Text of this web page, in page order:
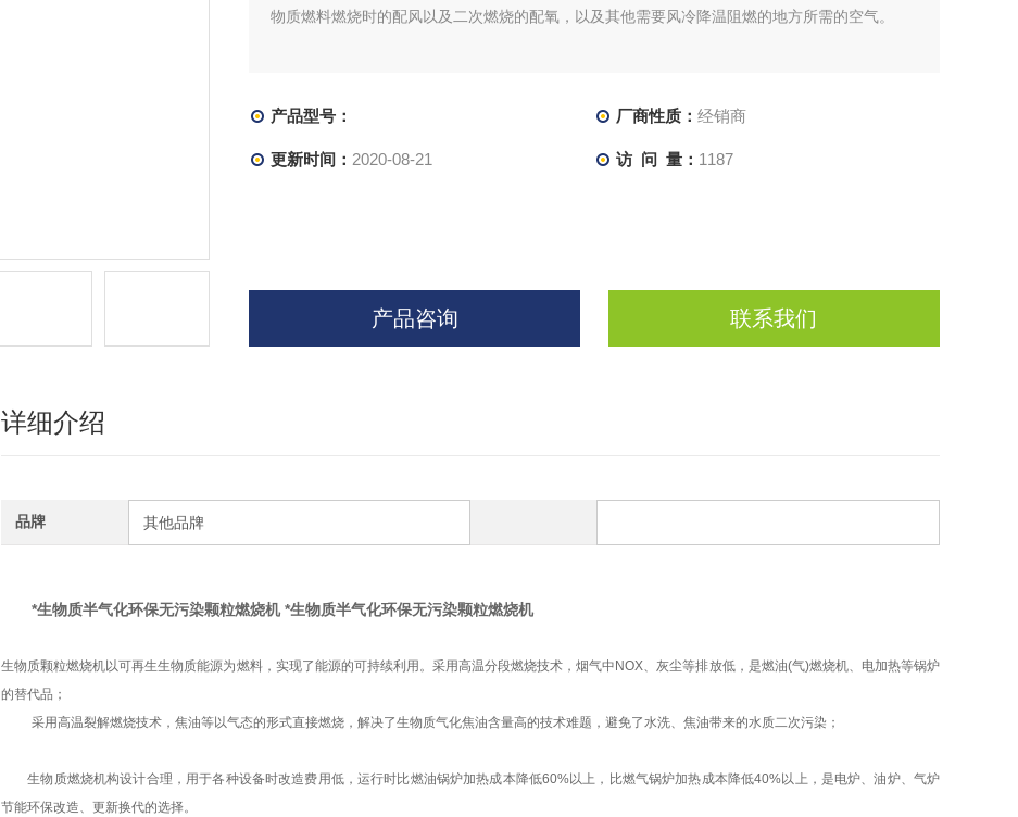
物质燃料燃烧时的配风以及二次燃烧的配氧，以及其他需要风冷降温阻燃的地方所需的空气。
产品型号： 厂商性质： 经销商
更新时间： 2020-08-21 访 问 量： 1187
产品咨询 联系我们
详细介绍
品牌 其他品牌
*生物质半气化环保无污染颗粒燃烧机*生物质半气化环保无污染颗粒燃烧机
生物质颗粒燃烧机以可再生生物质能源为燃料，实现了能源的可持续利用。采用高温分段燃烧技术，烟气中NOX、灰尘等排放低，是燃油(气)燃烧机、电加热等锅炉
的替代品；
采用高温裂解燃烧技术，焦油等以气态的形式直接燃烧，解决了生物质气化焦油含量高的技术难题，避免了水洗、焦油带来的水质二次污染；
生物质燃烧机构设计合理，用于各种设备时改造费用低，运行时比燃油锅炉加热成本降低60%以上，比燃气锅炉加热成本降低40%以上，是电炉、油炉、气炉
节能环保改造、更新换代的选择。